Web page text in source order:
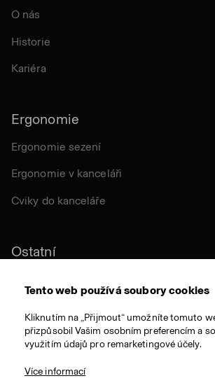
O nás
Historie
Kariéra
Ergonomie
Ergonomie sezení
Ergonomie v kanceláři
Cviky do kanceláře
Ostatní
Látky a materiály
Tento web používá soubory cookies
Kliknutím na „Přijmout“ umožníte tomuto
přizpůsobil Vašim osobním preferencím a
využitím údajů pro remarketingové účely.
Více informací